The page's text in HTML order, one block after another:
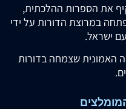
את הספרות ההלכתית,
במרוצת הדורות על ידי
ישראל.
האמונית שצמחה בדורות